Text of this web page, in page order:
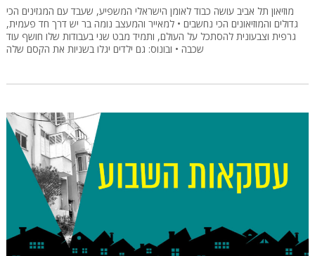
מוזיאון תל אביב עושה כבוד לאומן הישראלי המשפיע, שעבד עם המגזינים הכי
גדולים והמוזיאונים הכי נחשבים • למאייר והמעצב נומה בר יש דרך חד פעמית,
גרפית וצבעונית להסתכל על העולם, ותמיד מבט שני בעבודות שלו חושף עוד
שכבה • ובונוס: גם ילדים יגלו בשניות את הקסם שלה